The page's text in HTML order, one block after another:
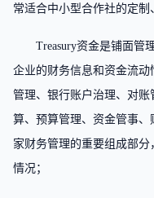
常适合中小型合作社的定制
Treasury资金是铺面管
企业的财务信息和资金流
管理、银行账户治理、对
算、预算管理、资金管事、
家财务管理的重要组成部
情况；